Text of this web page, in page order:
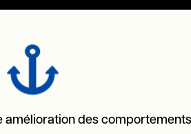
amélioration des